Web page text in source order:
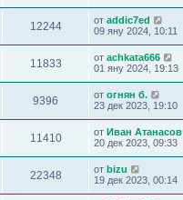
12244 от addic7ed
09 яну 2024, 10:11
11833 от achkata666
01 яну 2024, 19:13
9396 от огнян б.
23 дек 2023, 19:10
11410 от Иван Атанасов
20 дек 2023, 09:33
22348 от bizu
19 дек 2023, 00:14